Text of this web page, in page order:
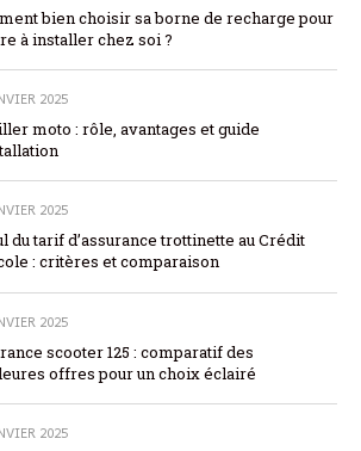
bien choisir sa borne de recharge pour
à installer chez soi ?
2025
moto : rôle, avantages et guide
2025
du tarif d’assurance trottinette au Crédit
: critères et comparaison
2025
scooter 125 : comparatif des
offres pour un choix éclairé
2025